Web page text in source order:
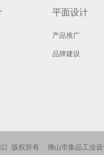
平面设计
产品推广
品牌建设
版权所有 佛山市集品工业